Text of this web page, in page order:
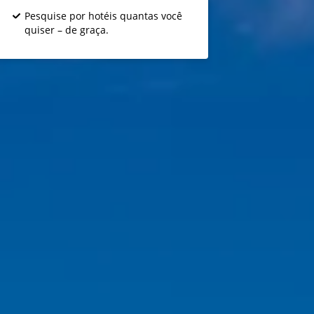
Pesquise por hotéis quantas você
quiser – de graça.